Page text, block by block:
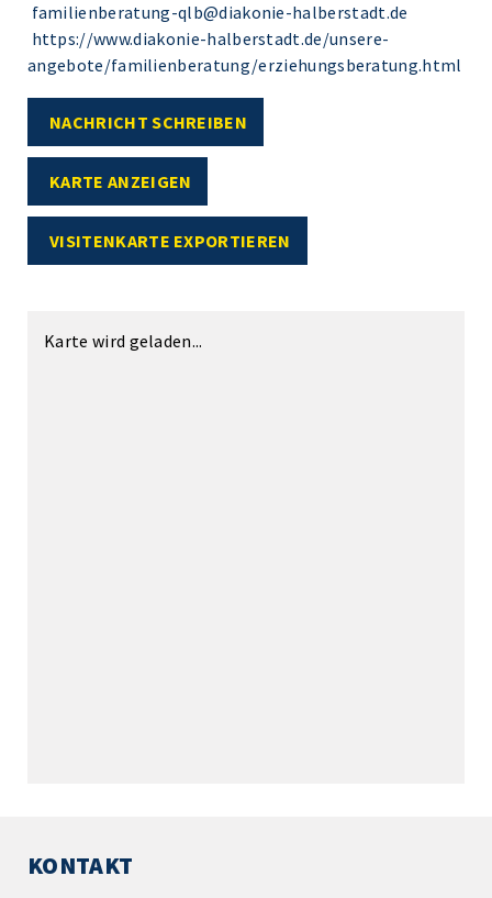
familienberatung-qlb@diakonie-halberstadt.de
https://www.diakonie-halberstadt.de/unsere-
angebote/familienberatung/erziehungsberatung.html
NACHRICHT SCHREIBEN
KARTE ANZEIGEN
VISITENKARTE EXPORTIEREN
Karte wird geladen...
KONTAKT